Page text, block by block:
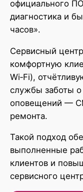
официального
диагностика и
часов».
Сервисный
комфортную
Wi‑Fi),
службы заботы о
оповещений —
ремонта.
Такой подход
выполненные
клиентов и
сервисного